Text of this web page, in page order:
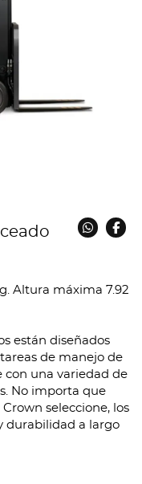
Altura máxima 7.92
están diseñados
de manejo de
con una variedad de
No importa que
seleccione, los
durabilidad a largo